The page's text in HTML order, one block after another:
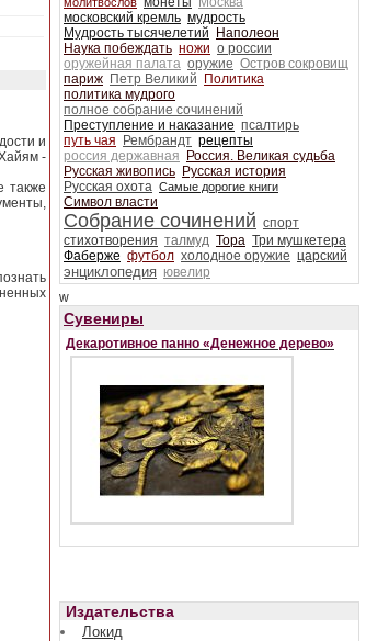
и
-
также
московский кремль мудрость
Мудрость тысячелетий
Наполеон
Наука побеждать ножи о россии
оружейная палата оружие Остров сокровищ
париж Петр Великий
Политика
политика мудрого
полное собрание сочинений
Преступление и наказание псалтирь
путь чая
Рембрандт рецепты
россия державная
Россия. Великая судьба
Русская живопись Русская история
Русская охота Самые дорогие книги
Символ власти
Собрание сочинений спорт
стихотворения талмуд Тора Три мушкетера
Фаберже футбол холодное оружие царский
энциклопедия ювелир
w
Сувениры
Декаротивное панно «Денежное дерево»
Издательства
Локид